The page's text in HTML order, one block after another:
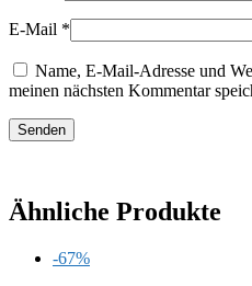
E-Mail *
Name, E-Mail-Adresse und
meinen nächsten Kommentar
Ähnliche Produkte
-67%